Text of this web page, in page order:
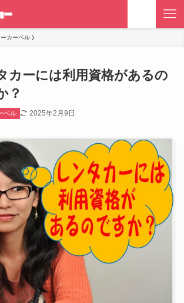
カーベル
カーには利用資格があるの
？
ベル 2025年2月9日